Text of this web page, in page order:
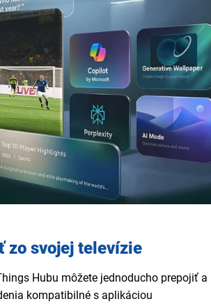
zo svojej televízie
Hubu môžete jednoducho prepojiť a
kompatibilné s aplikáciou